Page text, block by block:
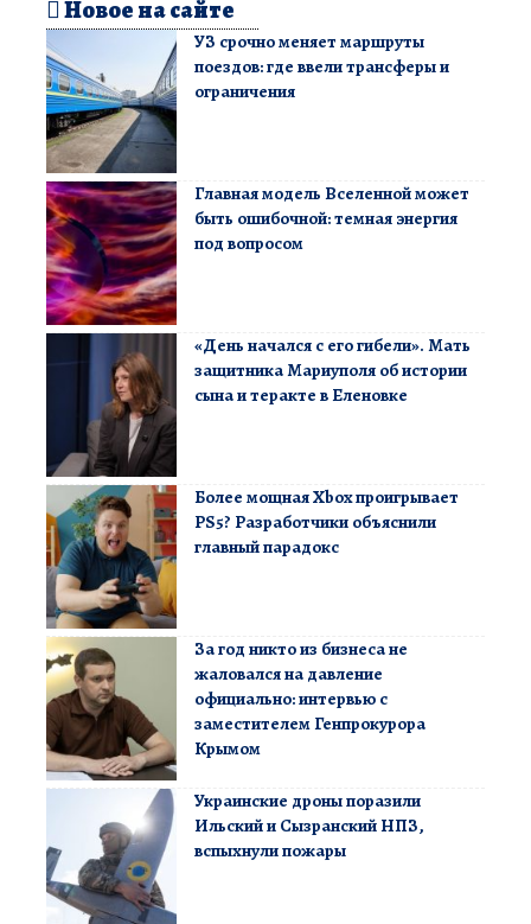
Новое на сайте
УЗ срочно меняет маршруты
поездов: где ввели трансферы и
ограничения
Главная модель Вселенной может
быть ошибочной: темная энергия
под вопросом
«День начался с его гибели». Мать
защитника Мариуполя об истории
сына и теракте в Еленовке
Более мощная Xbox проигрывает
PS5? Разработчики объяснили
главный парадокс
За год никто из бизнеса не
жаловался на давление
официально: интервью с
заместителем Генпрокурора
Крымом
Украинские дроны поразили
Ильский и Сызранский НПЗ,
вспыхнули пожары